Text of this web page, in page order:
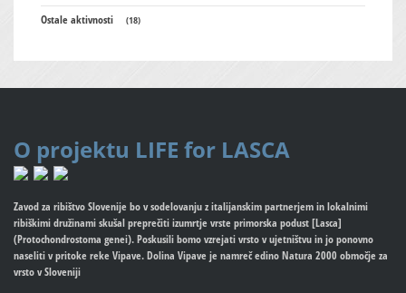
Ostale aktivnosti (18)
O projektu LIFE for LASCA
Zavod za ribištvo Slovenije bo v sodelovanju z italijanskim partnerjem in lokalnimi
ribiškimi družinami skušal preprečiti izumrtje vrste primorska podust [Lasca]
(Protochondrostoma genei). Poskusili bomo vzrejati vrsto v ujetništvu in jo ponovno
naseliti v pritoke reke Vipave. Dolina Vipave je namreč edino Natura 2000 območje za
vrsto v Sloveniji